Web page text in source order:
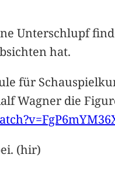
Unterschlupf
hat.
für
Wagner die
(hir)